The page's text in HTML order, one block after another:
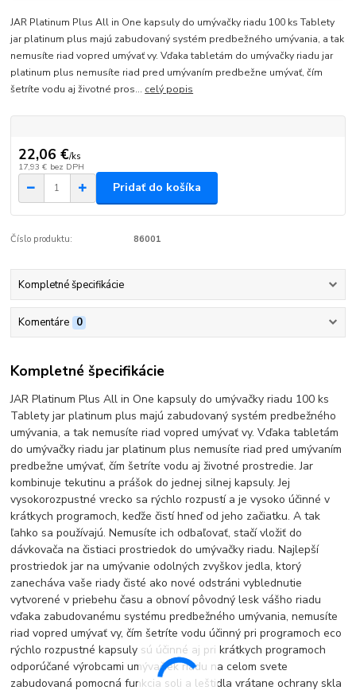
JAR Platinum Plus All in One kapsuly do umývačky riadu 100 ks Tablety
jar platinum plus majú zabudovaný systém predbežného umývania, a tak
nemusíte riad vopred umývať vy. Vďaka tabletám do umývačky riadu jar
platinum plus nemusíte riad pred umývaním predbežne umývať, čím
šetríte vodu aj životné pros... celý popis
22,06 €/ks
17,93 € bez DPH
Pridať do košíka
Číslo produktu: 86001
Kompletné špecifikácie
Komentáre 0
Kompletné špecifikácie
JAR Platinum Plus All in One kapsuly do umývačky riadu 100 ks
Tablety jar platinum plus majú zabudovaný systém predbežného
umývania, a tak nemusíte riad vopred umývať vy. Vďaka tabletám
do umývačky riadu jar platinum plus nemusíte riad pred umývaním
predbežne umývať, čím šetríte vodu aj životné prostredie. Jar
kombinuje tekutinu a prášok do jednej silnej kapsuly. Jej
vysokorozpustné vrecko sa rýchlo rozpustí a je vysoko účinné v
krátkych programoch, keďže čistí hneď od jeho začiatku. A tak
ľahko sa používajú. Nemusíte ich odbaľovať, stačí vložiť do
dávkovača na čistiaci prostriedok do umývačky riadu. Najlepší
prostriedok jar na umývanie odolných zvyškov jedla, ktorý
zanecháva vaše riady čisté ako nové odstráni vyblednutie
vytvorené v priebehu času a obnoví pôvodný lesk vášho riadu
vďaka zabudovanému systému predbežného umývania, nemusíte
riad vopred umývať vy, čím šetríte vodu účinný pri programoch eco
rýchlo rozpustné kapsuly sú účinné aj pri krátkych programoch
odporúčané výrobcami umývačiek riadu na celom svete
zabudovaná pomocná funkcia soli a leštidla vrátane ochrany skla